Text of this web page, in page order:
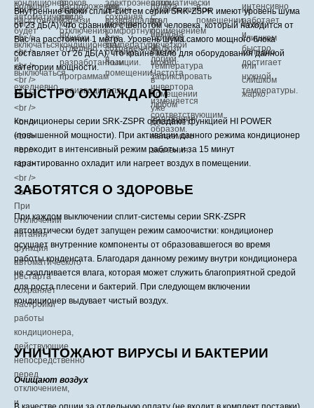
Внутренние блоки сплит-систем серии SRK-ZSPR имеют уровень шума
от 23 дБ(А), что сравнимо с шепотом человека, который находится от
Вас на расстоянии 1 метра. Уровень шума самого мощного блока
составляет от 26 дБ(А), что крайне мало для оборудования данной
категории мощности.
БЫСТРО ОХЛАЖДАЮТ
Кондиционеры серии SRK-ZSPR обладают функцией HI POWER
(повышенной мощности). При активации данного режима кондиционер
переходит в интенсивный режим работы и за 15 минут
гарантированно охладит или нагреет воздух в помещении.
ЗАБОТЯТСЯ О ЗДОРОВЬЕ
При каждом выключении сплит-системы серии SRK-ZSPR
автоматически будет запущен режим самоочистки: кондиционер
осушает внутренние компоненты от образовавшегося во время
работы конденсата. Благодаря данному режиму внутри кондиционера
не скапливается влага, которая может служить благоприятной средой
для роста плесени и бактерий. При следующем включении
кондиционер выдувает чистый воздух.
УНИЧТОЖАЮТ ВИРУСЫ И БАКТЕРИИ
Очищают воздух